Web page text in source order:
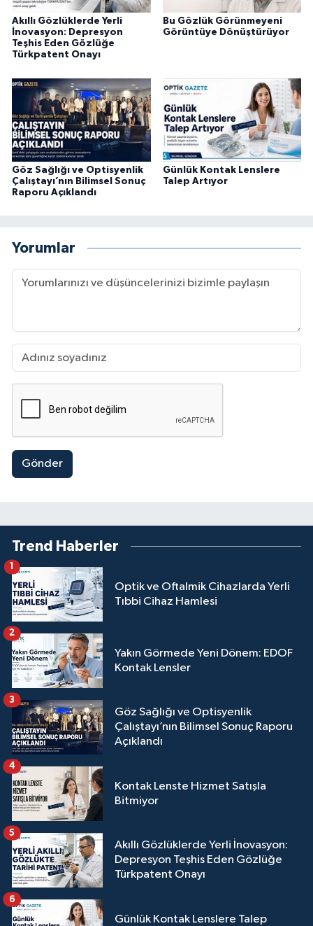
Akıllı Gözlüklerde Yerli
İnovasyon: Depresyon
Teşhis Eden Gözlüğe
Türkpatent Onayı
Bu Gözlük Görünmeyeni
Görüntüye Dönüştürüyor
Göz Sağlığı ve Optisyenlik
Çalıştayı’nın Bilimsel Sonuç
Raporu Açıklandı
Günlük Kontak Lenslere
Talep Artıyor
Yorumlar
Gönder
Trend Haberler
Optik ve Oftalmik Cihazlarda Yerli
Tıbbi Cihaz Hamlesi
1
Yakın Görmede Yeni Dönem: EDOF
Kontak Lensler
2
Göz Sağlığı ve Optisyenlik
Çalıştayı’nın Bilimsel Sonuç Raporu
Açıklandı
3
Kontak Lenste Hizmet Satışla
Bitmiyor
4
Akıllı Gözlüklerde Yerli İnovasyon:
Depresyon Teşhis Eden Gözlüğe
Türkpatent Onayı
5
Günlük Kontak Lenslere Talep
6